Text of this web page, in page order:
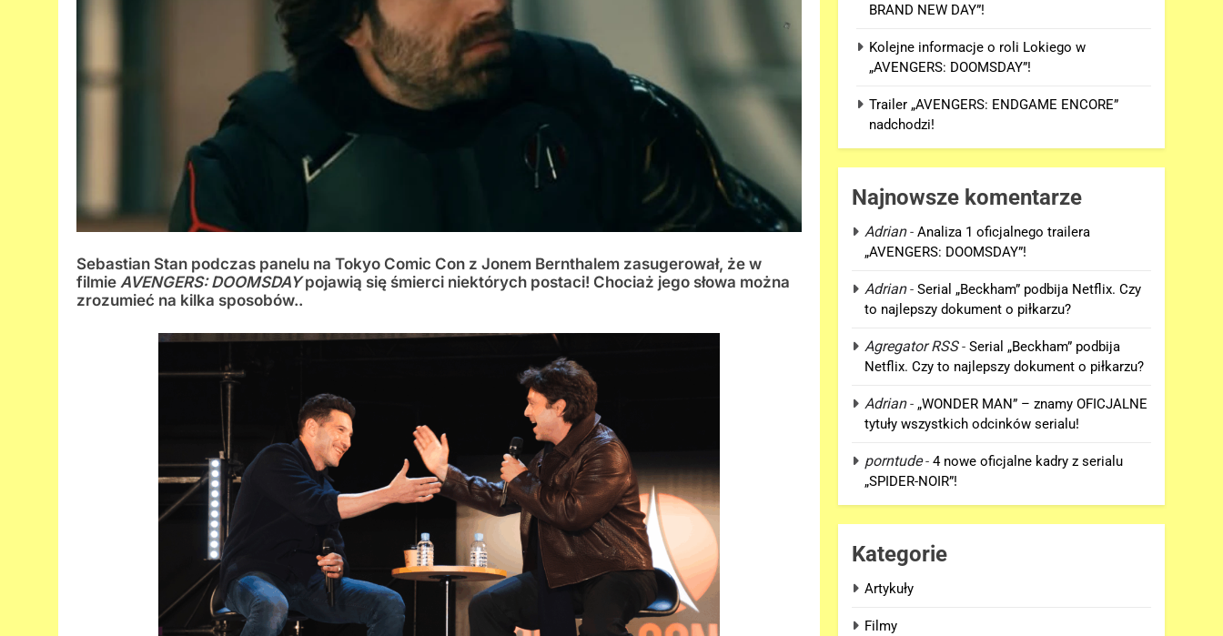
Sebastian Stan podczas panelu na Tokyo Comic Con z Jonem Bernthalem zasugerował, że w
filmie AVENGERS: DOOMSDAYpojawią się śmierci niektórych postaci! Chociaż jego słowa można
zrozumieć na kilka sposobów..
BRAND NEW DAY”!
Kolejne informacje o roli Lokiego w
„AVENGERS: DOOMSDAY”!
Trailer „AVENGERS: ENDGAME ENCORE”
nadchodzi!
Najnowsze komentarze
Adrian-Analiza 1 oficjalnego trailera
„AVENGERS: DOOMSDAY”!
Adrian-Serial „Beckham” podbija Netflix. Czy
to najlepszy dokument o piłkarzu?
Agregator RSS-Serial „Beckham” podbija
Netflix. Czy to najlepszy dokument o piłkarzu?
Adrian- „WONDER MAN” – znamy OFICJALNE
tytuły wszystkich odcinków serialu!
porntude-4 nowe oficjalne kadry z serialu
„SPIDER-NOIR”!
Kategorie
Artykuły
Filmy